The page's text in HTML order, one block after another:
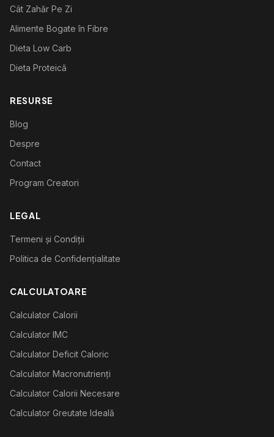
Cât Zahăr Pe Zi
Alimente Bogate în Fibre
Dieta Low Carb
Dieta Proteică
RESURSE
Blog
Despre
Contact
Program Creatori
LEGAL
Termeni și Condiții
Politica de Confidențialitate
CALCULATOARE
Calculator Calorii
Calculator IMC
Calculator Deficit Caloric
Calculator Macronutrienți
Calculator Calorii Necesare
Calculator Greutate Ideală